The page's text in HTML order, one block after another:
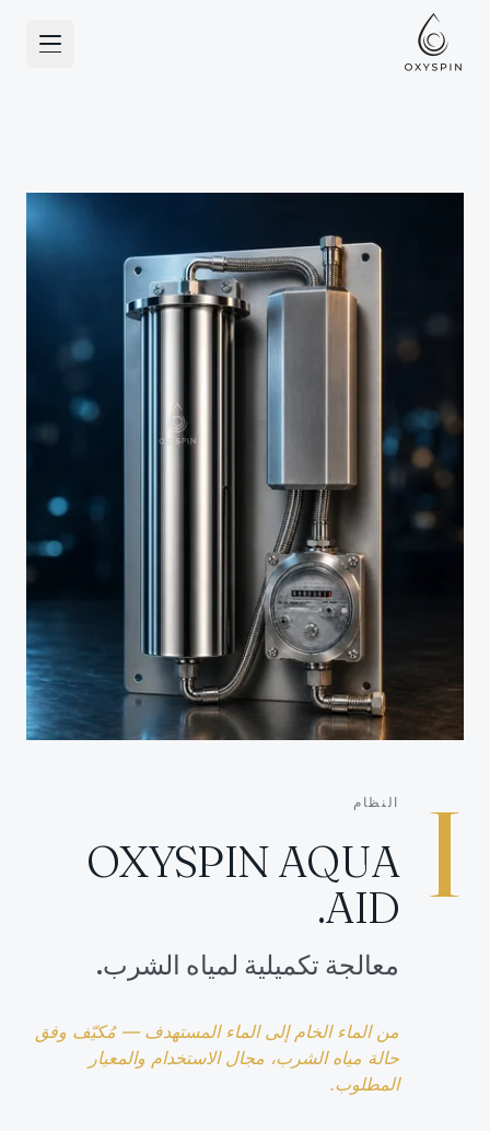
انتقل إلى المحتوى
I النظام
OXYSPIN AQUA
AID.
معالجة تكميلية لمياه الشرب.
من الماء الخام إلى الماء المستهدف — مُكيّف وفق
حالة مياه الشرب، مجال الاستخدام والمعيار
المطلوب.